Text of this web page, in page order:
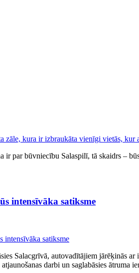
par būvniecību Salaspilī, tā skaidrs ‒
intensīvāka satiksme
Salacgrīvā, autovadītājiem jārēķinās
darbi un saglabāsies ātruma